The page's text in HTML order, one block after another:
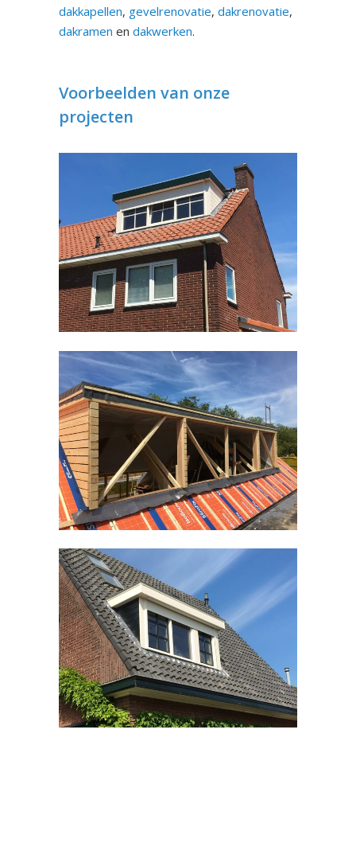
dakkapellen, gevelrenovatie, dakrenovatie,
dakramen en dakwerken.
Voorbeelden van onze
projecten
Dakkapel Malden
Timmerwerken divers
Kozijnen divers